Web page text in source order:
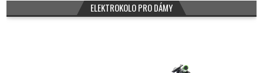
ELEKTROKOLO PRO DÁMY